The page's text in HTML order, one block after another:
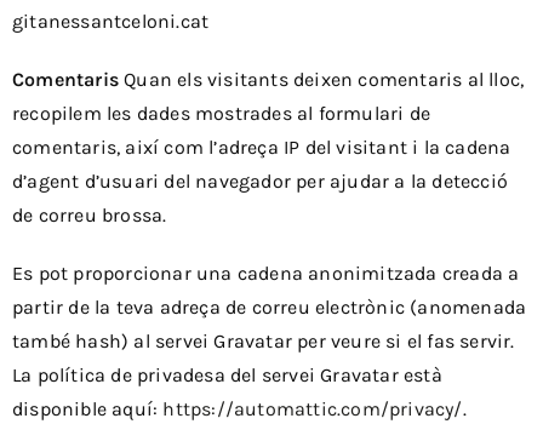
gitanessantceloni.cat
Comentaris Quan els visitants deixen comentaris al lloc,
recopilem les dades mostrades al formulari de
comentaris, així com l’adreça IP del visitant i la cadena
d’agent d’usuari del navegador per ajudar a la detecció
de correu brossa.
Es pot proporcionar una cadena anonimitzada creada a
partir de la teva adreça de correu electrònic (anomenada
també hash) al servei Gravatar per veure si el fas servir.
La política de privadesa del servei Gravatar està
disponible aquí: https://automattic.com/privacy/.